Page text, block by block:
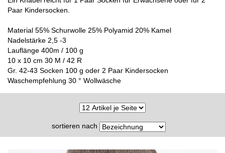
Paar Kindersocken.
Material 55% Schurwolle 25% Polyamid 20% Kamel
Nadelstärke 2,5 -3
Lauflänge 400m / 100 g
10 x 10 cm 30 M / 42 R
Gr. 42-43 Socken 100 g oder 2 Paar Kindersocken
Waschempfehlung 30 ° Wollwäsche
sortieren nach